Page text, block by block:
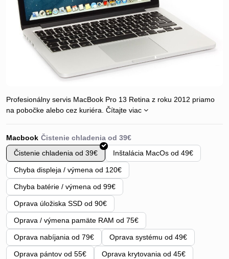
Profesionálny servis MacBook Pro 13 Retina z roku 2012 priamo
na pobočke alebo cez kuriéra. Čítajte viac
Macbook
Čistenie chladenia od 39€
Inštalácia MacOs od 49€
Chyba displeja / výmena od 120€
Chyba batérie / výmena od 99€
Oprava úložiska SSD od 90€
Oprava / výmena pamäte RAM od 75€
Oprava nabíjania od 79€ Oprava systému od 49€
Oprava pántov od 55€ Oprava krytovania od 45€